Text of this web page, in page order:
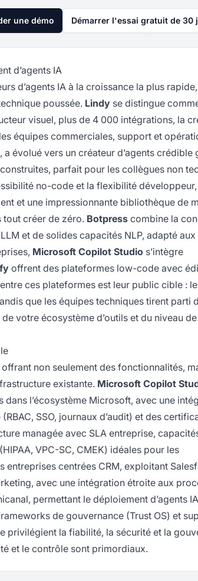
une démo Démarrer l'essai gratuit de 30
d’agents IA
d’agents IA à la croissance la plus rapide,
poussée. Lindy se distingue
visuel, plus de 4 000 intégrations, la
équipes commerciales, support et
, a évolué vers un créateur d’agents crédible
parfait pour les collègues non
no-code et la flexibilité
et une impressionnante bibliothèque de
tout créer de zéro. Botpress combine la
et de solides capacités NLP, adapté
Microsoft Copilot Studio s’intègre
offrent des plateformes low-code avec
ces plateformes est leur public cible :
que les équipes techniques tirent parti
votre écosystème d’outils et du niveau de
non seulement des fonctionnalités,
existante. Microsoft Copilot
l’écosystème Microsoft, avec une
SSO, journaux d’audit) et des
managée avec SLA entreprise,
VPC-SC, CMEK) idéales pour les
entreprises centrées CRM, exploitant
avec une intégration étroite aux
permettant le déploiement d’agents
de gouvernance (Trust OS) et
privilégient la fiabilité, la sécurité et la
et le contrôle sont primordiaux.